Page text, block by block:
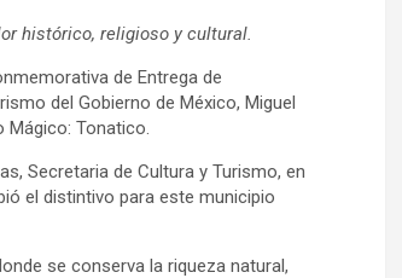
histórico, religioso y cultural.
de Entrega de
del Gobierno de México, Miguel
Mágico: Tonatico.
Secretaria de Cultura y Turismo, en
el distintivo para este municipio
se conserva la riqueza natural,